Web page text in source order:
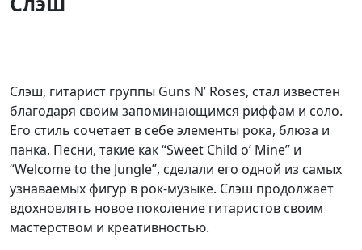
Слэш, гитарист группы Guns N’ Roses, стал известен
благодаря своим запоминающимся риффам и соло.
Его стиль сочетает в себе элементы рока, блюза и
панка. Песни, такие как “Sweet Child o’ Mine” и
“Welcome to the Jungle”, сделали его одной из самых
узнаваемых фигур в рок-музыке. Слэш продолжает
вдохновлять новое поколение гитаристов своим
мастерством и креативностью.